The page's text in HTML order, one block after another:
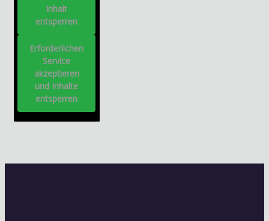
Inhalt
entsperren
Erforderlichen
Service
akzeptieren
und Inhalte
entsperren